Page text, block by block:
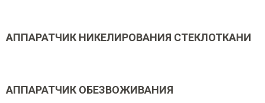
АППАРАТЧИК НИКЕЛИРОВАНИЯ СТЕКЛОТКАНИ
АППАРАТЧИК ОБЕЗВОЖИВАНИЯ